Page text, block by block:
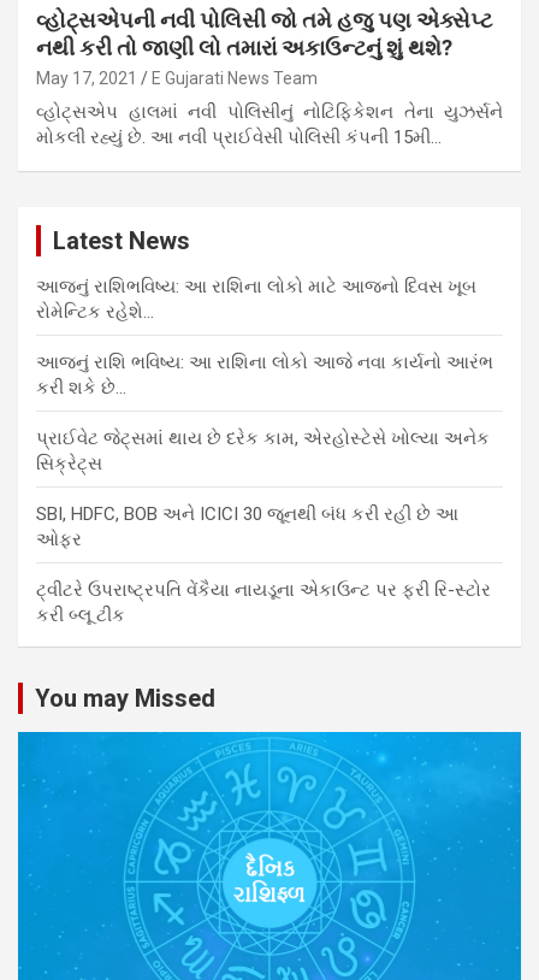
વ્હોટ્સએપની નવી પોલિસી જો તમે હજુ પણ એક્સેપ્ટ
નથી કરી તો જાણી લો તમારાં અકાઉન્ટનું શું થશે?
May 17, 2021 E Gujarati News Team
વ્હોટ્સએપ હાલમાં નવી પોલિસીનું નોટિફિકેશન તેના યુઝર્સને
મોકલી રહ્યું છે. આ નવી પ્રાઈવેસી પોલિસી કંપની 15મી…
Latest News
આજનું રાશિભવિષ્ય: આ રાશિના લોકો માટે આજનો દિવસ ખૂબ
રોમેન્ટિક રહેશે…
આજનું રાશિ ભવિષ્ય: આ રાશિના લોકો આજે નવા કાર્યનો આરંભ
કરી શકે છે…
પ્રાઈવેટ જેટ્સમાં થાય છે દરેક કામ, એરહોસ્ટેસે ખોલ્યા અનેક
સિક્રેટ્સ
SBI, HDFC, BOB અને ICICI 30 જૂનથી બંધ કરી રહી છે આ
ઓફર
ટ્વીટરે ઉપરાષ્ટ્રપતિ વેંકૈયા નાયડૂના એકાઉન્ટ પર ફરી રિ-સ્ટોર
કરી બ્લૂ ટીક
You may Missed